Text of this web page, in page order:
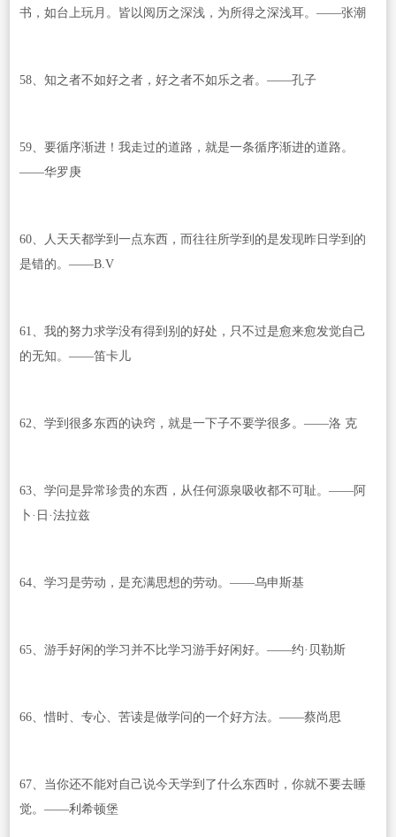
书，如台上玩月。皆以阅历之深浅，为所得之深浅耳。——张潮
58、知之者不如好之者，好之者不如乐之者。——孔子
59、要循序渐进！我走过的道路，就是一条循序渐进的道路。
——华罗庚
60、人天天都学到一点东西，而往往所学到的是发现昨日学到的
是错的。——B.V
61、我的努力求学没有得到别的好处，只不过是愈来愈发觉自己
的无知。——笛卡儿
62、学到很多东西的诀窍，就是一下子不要学很多。——洛 克
63、学问是异常珍贵的东西，从任何源泉吸收都不可耻。——阿
卜·日·法拉兹
64、学习是劳动，是充满思想的劳动。——乌申斯基
65、游手好闲的学习并不比学习游手好闲好。——约·贝勒斯
66、惜时、专心、苦读是做学问的一个好方法。——蔡尚思
67、当你还不能对自己说今天学到了什么东西时，你就不要去睡
觉。——利希顿堡